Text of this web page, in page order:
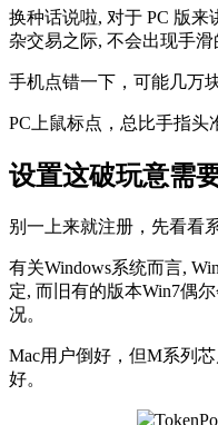
换种话说啦, 对于 PC 版
杂交易之际, 不会出现手滑
手机点错一下，可能几万
PC上鼠标点，总比手指头
设置这破玩意需
别一上来就注册，先看看
有关Windows系统而言,
定, 而旧有的版本Win7偶
况。
Mac用户倒好，但M系列
好。